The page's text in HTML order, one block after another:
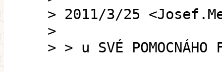
> 2011/3/25
>
> > u SVÉ POMOCNÁHO